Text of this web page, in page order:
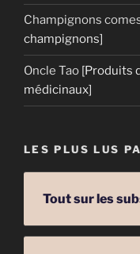
Champignons
champignons]
Oncle Tao [Produits
médicinaux]
LES PLUS LUS
Tout sur les